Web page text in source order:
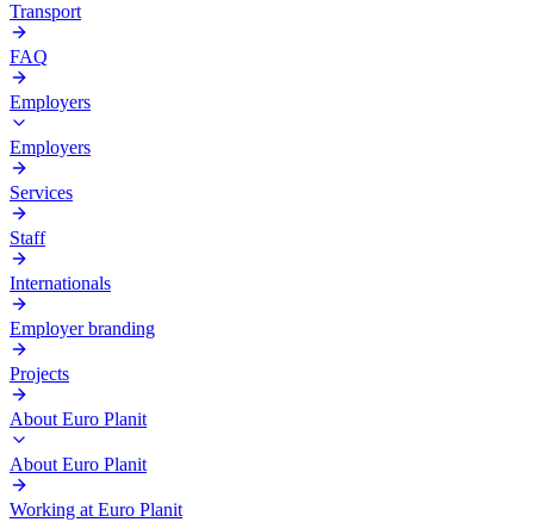
Transport
FAQ
Employers
Employers
Services
Staff
Internationals
Employer branding
Projects
About Euro Planit
About Euro Planit
Working at Euro Planit